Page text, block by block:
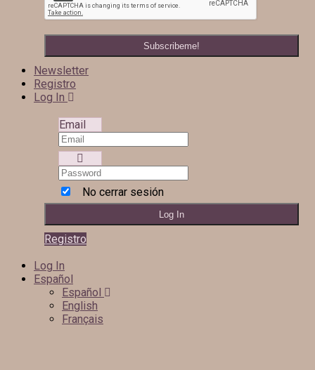
Newsletter
Registro
Log In
Email
No cerrar sesión
Registro
Log In
Español
Español
English
Français